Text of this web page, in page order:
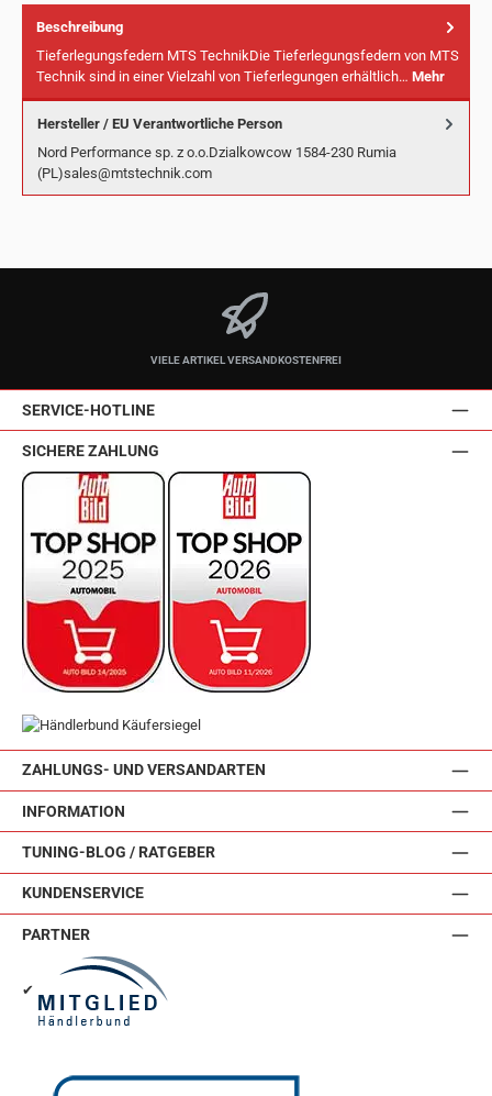
Beschreibung
Tieferlegungsfedern MTS TechnikDie Tieferlegungsfedern von MTS
Technik sind in einer Vielzahl von Tieferlegungen erhältlich… Mehr
Hersteller / EU Verantwortliche Person
Nord Performance sp. z o.o.Dzialkowcow 1584-230 Rumia
(PL)sales@mtstechnik.com
VIELE ARTIKEL VERSANDKOSTENFREI
SERVICE-HOTLINE
ZAHLUNGS- UND VERSANDARTEN
INFORMATION
TUNING-BLOG / RATGEBER
KUNDENSERVICE
SICHERE ZAHLUNG
PARTNER
✔